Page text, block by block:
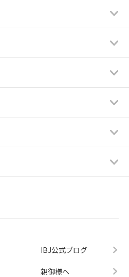
IBJ公式ブログ
親御様へ